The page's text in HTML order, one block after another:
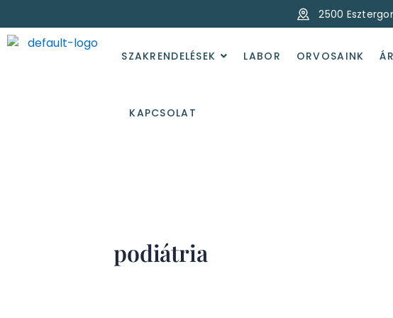
to
content
2500
SZAKRENDELÉSEK LABOR ORVOSAINK
KAPCSOLAT
podiátria